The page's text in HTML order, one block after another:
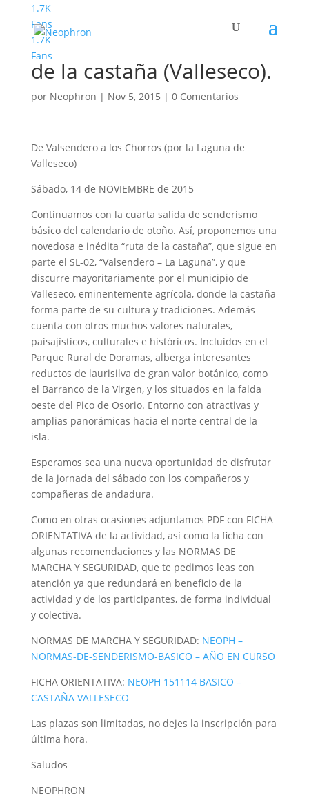
1.7K
Fans
1.7K
Fans
Senderismo Básico. Ruta
de la castaña (Valleseco).
por Neophron | Nov 5, 2015 | 0 Comentarios
De Valsendero a los Chorros (por la Laguna de
Valleseco)
Sábado, 14 de NOVIEMBRE de 2015
Continuamos con la cuarta salida de senderismo
básico del calendario de otoño. Así, proponemos una
novedosa e inédita “ruta de la castaña”, que sigue en
parte el SL-02, “Valsendero – La Laguna”, y que
discurre mayoritariamente por el municipio de
Valleseco, eminentemente agrícola, donde la castaña
forma parte de su cultura y tradiciones. Además
cuenta con otros muchos valores naturales,
paisajísticos, culturales e históricos. Incluidos en el
Parque Rural de Doramas, alberga interesantes
reductos de laurisilva de gran valor botánico, como
el Barranco de la Virgen, y los situados en la falda
oeste del Pico de Osorio. Entorno con atractivas y
amplias panorámicas hacia el norte central de la
isla.
Esperamos sea una nueva oportunidad de disfrutar
de la jornada del sábado con los compañeros y
compañeras de andadura.
Como en otras ocasiones adjuntamos PDF con FICHA
ORIENTATIVA de la actividad, así como la ficha con
algunas recomendaciones y las NORMAS DE
MARCHA Y SEGURIDAD, que te pedimos leas con
atención ya que redundará en beneficio de la
actividad y de los participantes, de forma individual
y colectiva.
NORMAS DE MARCHA Y SEGURIDAD: NEOPH –
NORMAS-DE-SENDERISMO-BASICO – AÑO EN CURSO
FICHA ORIENTATIVA: NEOPH 151114 BASICO –
CASTAÑA VALLESECO
Las plazas son limitadas, no dejes la inscripción para
última hora.
Saludos
NEOPHRON